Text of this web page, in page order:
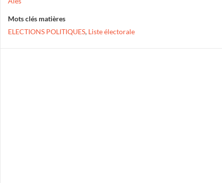
Mots clés matières
ELECTIONS POLITIQUES, Liste électorale